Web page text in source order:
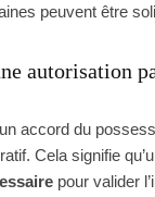
peuvent être
autorisation
accord du
Cela signifie
pour valider